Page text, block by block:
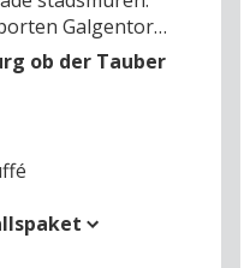
till dem där
Galgentor
ob der Tauber,
sedan år 1603. Ett
läge får man leta
in genom
helt plötsligt i en
och de
står som tagna från
ob der Tauber